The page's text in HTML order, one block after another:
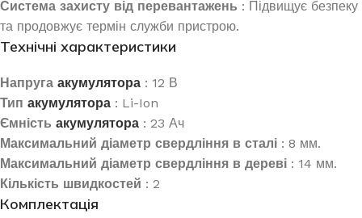
Система захисту від перевантажень : Підвищує безпеку
та продовжує термін служби пристрою.
Технічні характеристики
Напруга акумулятора : 12 В
Тип акумулятора : Li-Ion
Ємність акумулятора : 23 Ач
Максимальний діаметр свердління в сталі : 8 мм.
Максимальний діаметр свердління в дереві : 14 мм.
Кількість швидкостей : 2
Комплектація